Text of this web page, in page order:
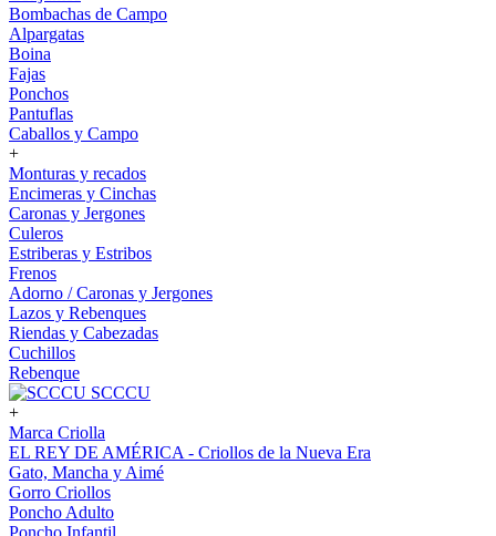
Bombachas de Campo
Alpargatas
Boina
Fajas
Ponchos
Pantuflas
Caballos y Campo
+
Monturas y recados
Encimeras y Cinchas
Caronas y Jergones
Culeros
Estriberas y Estribos
Frenos
Adorno / Caronas y Jergones
Lazos y Rebenques
Riendas y Cabezadas
Cuchillos
Rebenque
SCCCU
+
Marca Criolla
EL REY DE AMÉRICA - Criollos de la Nueva Era
Gato, Mancha y Aimé
Gorro Criollos
Poncho Adulto
Poncho Infantil